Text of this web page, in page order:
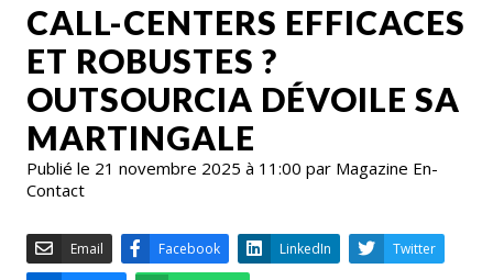
CALL-CENTERS EFFICACES
ET ROBUSTES ?
OUTSOURCIA DÉVOILE SA
MARTINGALE
Publié le 21 novembre 2025 à 11:00 par Magazine En-
Contact